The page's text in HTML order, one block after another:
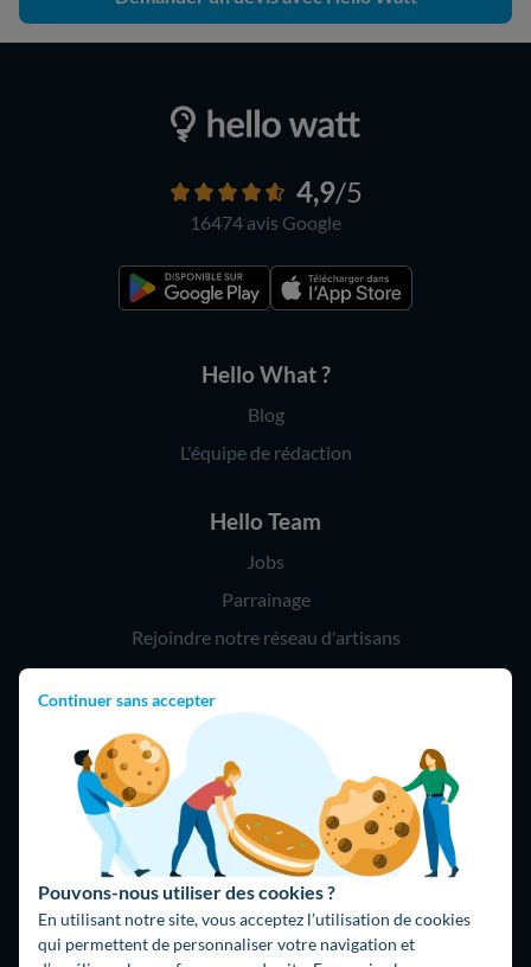
Continuer sans accepter
Pouvons-nous utiliser des cookies ?
En utilisant notre site, vous acceptez l’utilisation de cookies
qui permettent de personnaliser votre navigation et
4,9/5
16474 avis Google
Hello What ?
Blog
L'équipe de rédaction
Hello Team
Jobs
Parrainage
Rejoindre notre réseau d'artisans
Hello !
09 75 18 60 60
(8h-21h)
75018 Paris